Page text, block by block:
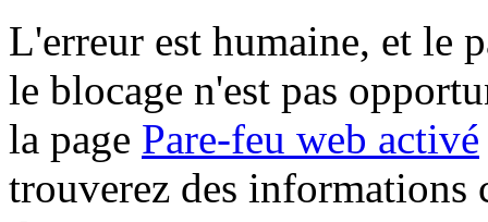
L'erreur est humaine, et le
le blocage n'est pas
la page Pare-feu web activé
trouverez des informations